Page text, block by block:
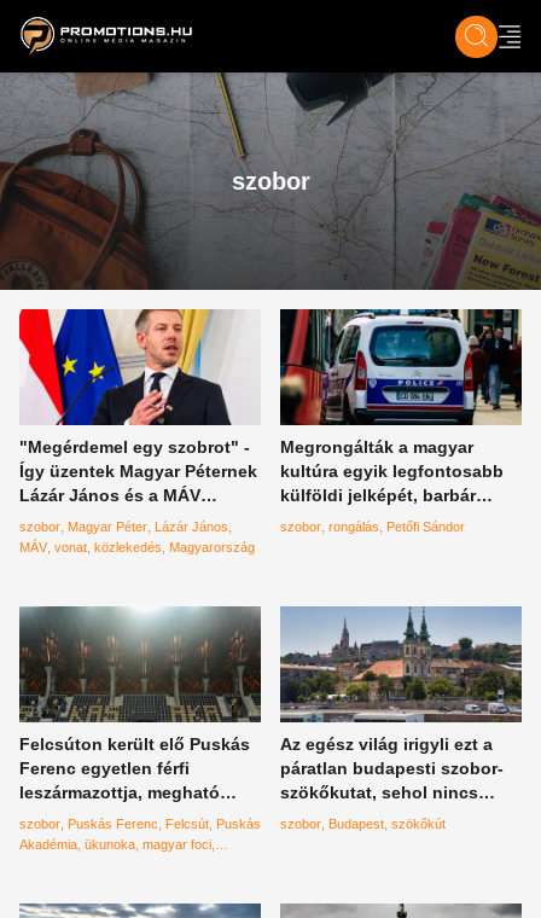
ZENE, FILM & KULT ÉLET TECH &
szobor
"Megérdemel egy szobrot" -
Így üzentek Magyar Péternek
Lázár János és a MÁV
áldozatai
szobor Magyar Péter Lázár János
MÁV vonat közlekedés Magyarország
Megrongálták a magyar
kultúra egyik legfontosabb
külföldi jelképét, barbár
pusztítás Franciaországban
szobor rongálás Petőfi Sándor
Felcsúton került elő Puskás
Ferenc egyetlen férfi
leszármazottja, megható
képet mutattak róla, így néz
ki ő
szobor Puskás Ferenc Felcsút Puskás
Akadémia ükunoka magyar foci
Az egész világ irigyli ezt a
páratlan budapesti szobor-
szökőkutat, sehol nincs
ilyen
szobor Budapest szökőkút